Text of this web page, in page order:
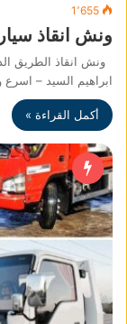
1٬655
ونش انقاذ
ونش انقاذ الطريق
ابراهيم السيد –
أكمل القراءة »